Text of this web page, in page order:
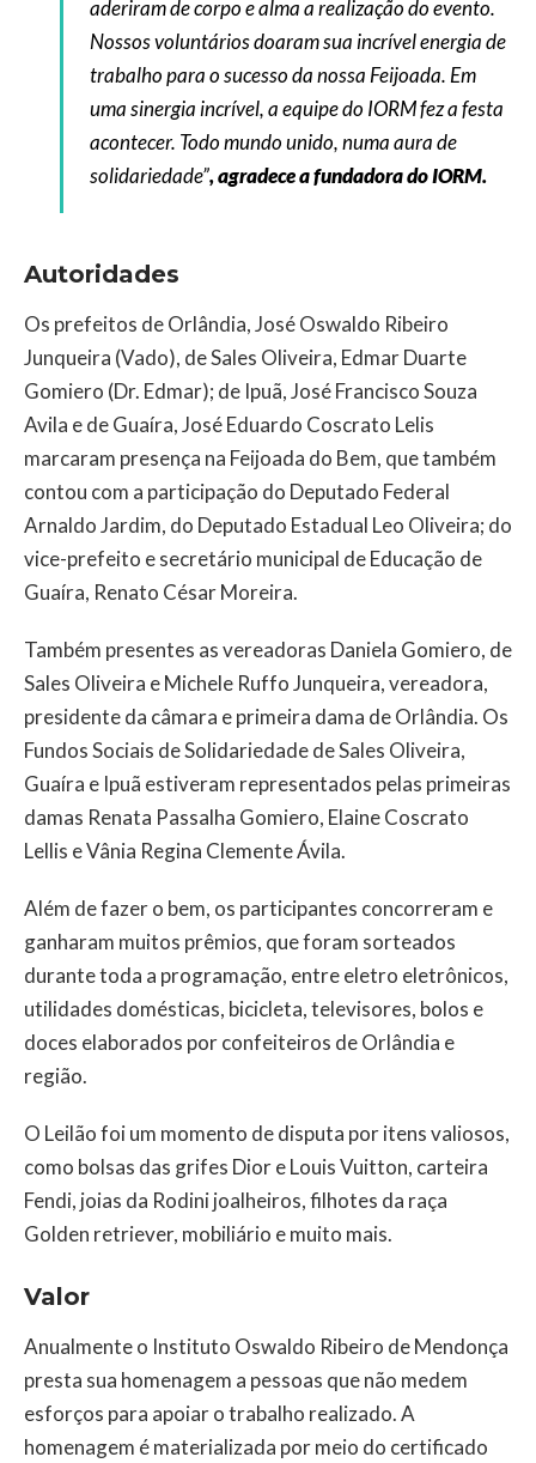
aderiram de corpo e alma a realização do evento.
Nossos voluntários doaram sua incrível energia de
trabalho para o sucesso da nossa Feijoada. Em
uma sinergia incrível, a equipe do IORM fez a festa
acontecer. Todo mundo unido, numa aura de
solidariedade”, agradece a fundadora do IORM.
Autoridades
Os prefeitos de Orlândia, José Oswaldo Ribeiro
Junqueira (Vado), de Sales Oliveira, Edmar Duarte
Gomiero (Dr. Edmar); de Ipuã, José Francisco Souza
Avila e de Guaíra, José Eduardo Coscrato Lelis
marcaram presença na Feijoada do Bem, que também
contou com a participação do Deputado Federal
Arnaldo Jardim, do Deputado Estadual Leo Oliveira; do
vice-prefeito e secretário municipal de Educação de
Guaíra, Renato César Moreira.
Também presentes as vereadoras Daniela Gomiero, de
Sales Oliveira e Michele Ruffo Junqueira, vereadora,
presidente da câmara e primeira dama de Orlândia. Os
Fundos Sociais de Solidariedade de Sales Oliveira,
Guaíra e Ipuã estiveram representados pelas primeiras
damas Renata Passalha Gomiero, Elaine Coscrato
Lellis e Vânia Regina Clemente Ávila.
Além de fazer o bem, os participantes concorreram e
ganharam muitos prêmios, que foram sorteados
durante toda a programação, entre eletro eletrônicos,
utilidades domésticas, bicicleta, televisores, bolos e
doces elaborados por confeiteiros de Orlândia e
região.
O Leilão foi um momento de disputa por itens valiosos,
como bolsas das grifes Dior e Louis Vuitton, carteira
Fendi, joias da Rodini joalheiros, filhotes da raça
Golden retriever, mobiliário e muito mais.
Valor
Anualmente o Instituto Oswaldo Ribeiro de Mendonça
presta sua homenagem a pessoas que não medem
esforços para apoiar o trabalho realizado. A
homenagem é materializada por meio do certificado